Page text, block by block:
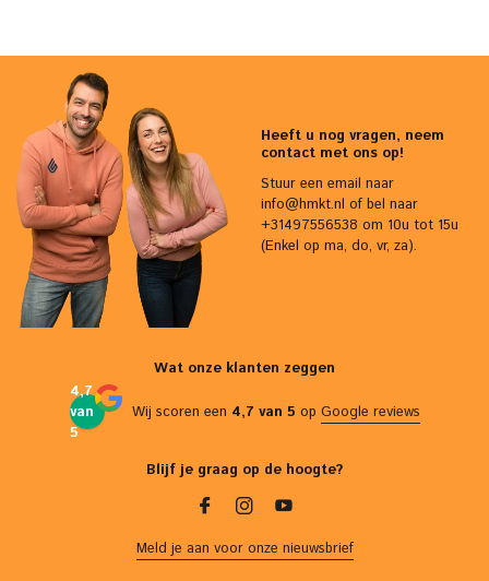
Heeft u nog vragen, neem
contact met ons op!
Stuur een email naar
info@hmkt.nl of bel naar
+31497556538 om 10u tot 15u
(Enkel op ma, do, vr, za).
Wat onze klanten zeggen
4,7
van
5
Wij scoren een 4,7 van 5 op Google reviews
Blijf je graag op de hoogte?
Meld je aan voor onze nieuwsbrief